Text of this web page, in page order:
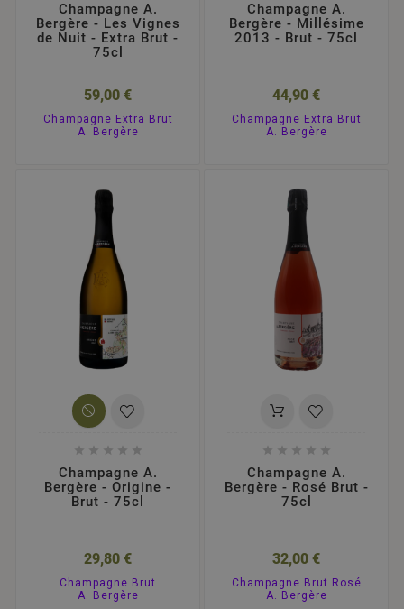
Champagne A.
Bergère - Les Vignes
de Nuit - Extra Brut -
75cl
59,00 €
Champagne Extra Brut
A. Bergère
Champagne A.
Bergère - Millésime
2013 - Brut - 75cl
44,90 €
Champagne Extra Brut
A. Bergère
    
Champagne A.
Bergère - Origine -
Brut - 75cl
29,80 €
Champagne Brut
A. Bergère
    
Champagne A.
Bergère - Rosé Brut -
75cl
32,00 €
Champagne Brut Rosé
A. Bergère